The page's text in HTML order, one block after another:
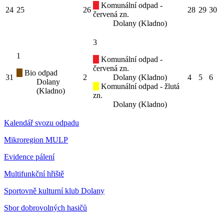
24 25 26
Komunální odpad -
červená zn.
Dolany (Kladno)
28 29 30
31
1
Bio odpad
Dolany
(Kladno)
2
3
Komunální odpad -
červená zn.
Dolany (Kladno)
Komunální odpad - žlutá
zn.
Dolany (Kladno)
4 5 6
Kalendář svozu odpadu
Mikroregion MULP
Evidence pálení
Multifunkční hřiště
Sportovně kulturní klub Dolany
Sbor dobrovolných hasičů